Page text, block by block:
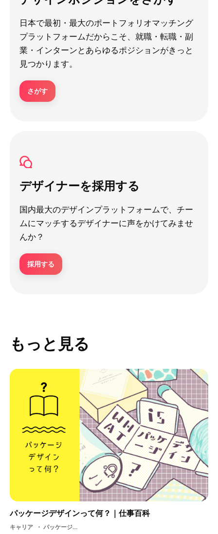
日本で最初・最大のポートフォリオマッチング
プラットフォームだからこそ、就職・転職・副
業・インターンとあらゆるポジションがきっと
見つかります。
さがす
デザイナーを採用する
国内最大のデザインプラットフォームで、チー
ムにマッチするデザイナーに声をかけてみませ
んか？
採用する
もっと見る
パッケージデザインって何？｜仕事百科
キャリア パッケージデザイン・ プロダクト・ グラフィックデザイン